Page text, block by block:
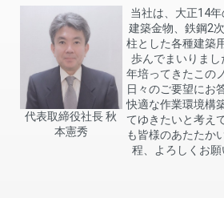
代表取締役社長 秋
本憲秀
当社は、大正14
建築金物、鉄鋼2
柱とした各種建築
歩んでまいりま
年培ってきたこの
日々のご要望にお
快適な作業環境構
てゆきたいと考え
も皆様のあたたか
程、よろしくお願